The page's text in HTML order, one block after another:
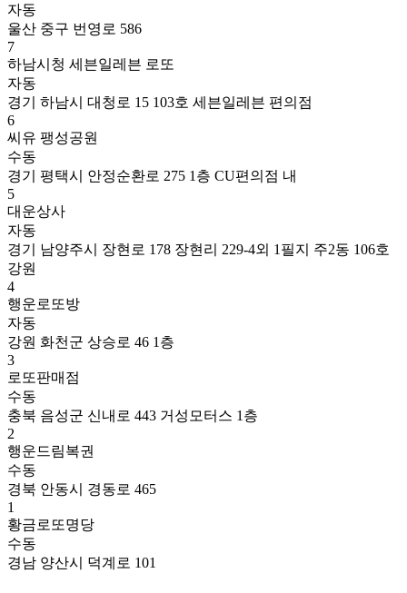
자동
울산 중구 번영로 586
7
하남시청 세븐일레븐 로또
자동
경기 하남시 대청로 15 103호 세븐일레븐 편의점
6
씨유 팽성공원
수동
경기 평택시 안정순환로 275 1층 CU편의점 내
5
대운상사
자동
경기 남양주시 장현로 178 장현리 229-4외 1필지 주2동 106호
강원
4
행운로또방
자동
강원 화천군 상승로 46 1층
3
로또판매점
수동
충북 음성군 신내로 443 거성모터스 1층
2
행운드림복권
수동
경북 안동시 경동로 465
1
황금로또명당
수동
경남 양산시 덕계로 101